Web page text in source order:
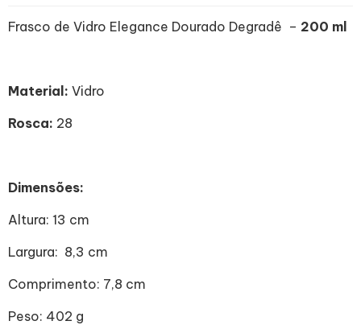
Frasco de Vidro Elegance Dourado Degradê – 200 ml
Material: Vidro
Rosca: 28
Dimensões:
Altura: 13 cm
Largura: 8,3 cm
Comprimento: 7,8 cm
Peso: 402 g